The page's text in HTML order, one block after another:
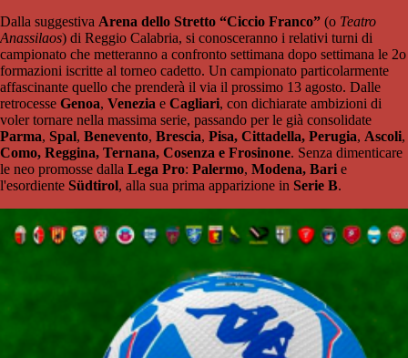
Dalla suggestiva Arena dello Stretto “Ciccio Franco” (o Teatro
Anassilaos) di Reggio Calabria, si conosceranno i relativi turni di
campionato che metteranno a confronto settimana dopo settimana le 2o
formazioni iscritte al torneo cadetto. Un campionato particolarmente
affascinante quello che prenderà il via il prossimo 13 agosto. Dalle
retrocesse Genoa, Venezia e Cagliari, con dichiarate ambizioni di
voler tornare nella massima serie, passando per le già consolidate
Parma, Spal, Benevento, Brescia, Pisa, Cittadella, Perugia, Ascoli,
Como, Reggina, Ternana, Cosenza e Frosinone. Senza dimenticare
le neo promosse dalla Lega Pro: Palermo, Modena, Bari e
l'esordiente Südtirol, alla sua prima apparizione in Serie B.